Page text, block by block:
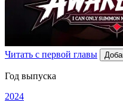
Читать с первой главы
Год выпуска
2024